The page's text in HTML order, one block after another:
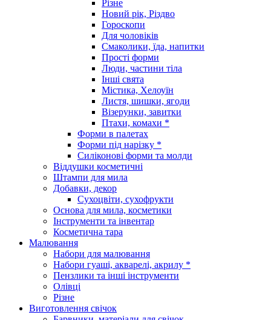
Різне
Новий рік, Різдво
Гороскопи
Для чоловіків
Смаколики, їда, напитки
Прості форми
Люди, частини тіла
Інші свята
Містика, Хелоуїн
Листя, шишки, ягоди
Візерунки, завитки
Птахи, комахи *
Форми в палетах
Форми під нарізку *
Силіконові форми та молди
Віддушки косметичні
Штампи для мила
Добавки, декор
Сухоцвіти, сухофрукти
Основа для мила, косметики
Інструменти та інвентар
Косметична тара
Малювання
Набори для малювання
Набори гуаші, акварелі, акрилу *
Пензлики та інші інструменти
Олівці
Різне
Виготовлення свічок